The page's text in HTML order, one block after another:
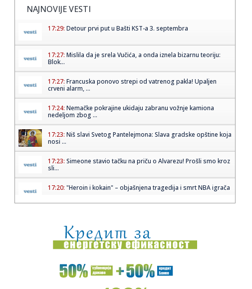
NAJNOVIJE VESTI
17:29: Detour prvi put u Bašti KST-a 3. septembra
17:27: Mislila da je srela Vučića, a onda iznela bizarnu teoriju:
Blok...
17:27: Francuska ponovo strepi od vatrenog pakla! Upaljen
crveni alarm, ...
17:24: Nemačke pokrajine ukidaju zabranu vožnje kamiona
nedeljom zbog ...
17:23: Niš slavi Svetog Pantelejmona: Slava gradske opštine koja
nosi ...
17:23: Simeone stavio tačku na priču o Alvarezu! Prošli smo kroz
sli...
17:20: "Heroin i kokain" – objašnjena tragedija i smrt NBA igrača
17:19:Kumulativna prodaja BMW-a Serije 3 u Kini premašila 2
miliona je...
17:18:Raketa pogodila tanker u Ormuskom moreuzu